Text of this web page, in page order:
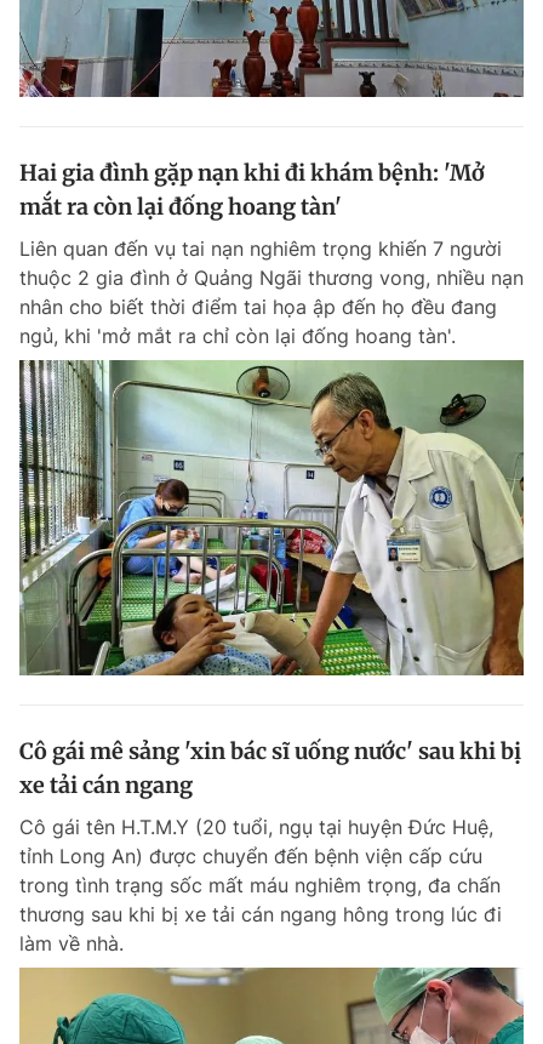
Tổng biên tập: Nguyễn Ngọc Toàn
Phó tổng biên tập thường trực: Hải Thành
Phó tổng biên tập: Lâm Hiếu Dũng
Phó tổng biên tập: Trần Việt Hưng
Giấy phép xuất bản số 110/GP - BTTTT cấp ngày 24.3.2020
© 2003-2026 Bản quyền thuộc về Báo Thanh Niên. Cấm sao chép
dưới mọi hình thức nếu không có sự chấp thuận bằng văn bản.
Phát triển bởi ePi Technologies, JSC.
Hai gia đình gặp nạn khi đi khám bệnh: 'Mở
mắt ra còn lại đống hoang tàn'
Liên quan đến vụ tai nạn nghiêm trọng khiến 7 người
thuộc 2 gia đình ở Quảng Ngãi thương vong, nhiều nạn
nhân cho biết thời điểm tai họa ập đến họ đều đang
ngủ, khi 'mở mắt ra chỉ còn lại đống hoang tàn'.
Cô gái mê sảng 'xin bác sĩ uống nước' sau khi bị
xe tải cán ngang
Cô gái tên H.T.M.Y (20 tuổi, ngụ tại huyện Đức Huệ,
tỉnh Long An) được chuyển đến bệnh viện cấp cứu
trong tình trạng sốc mất máu nghiêm trọng, đa chấn
thương sau khi bị xe tải cán ngang hông trong lúc đi
làm về nhà.